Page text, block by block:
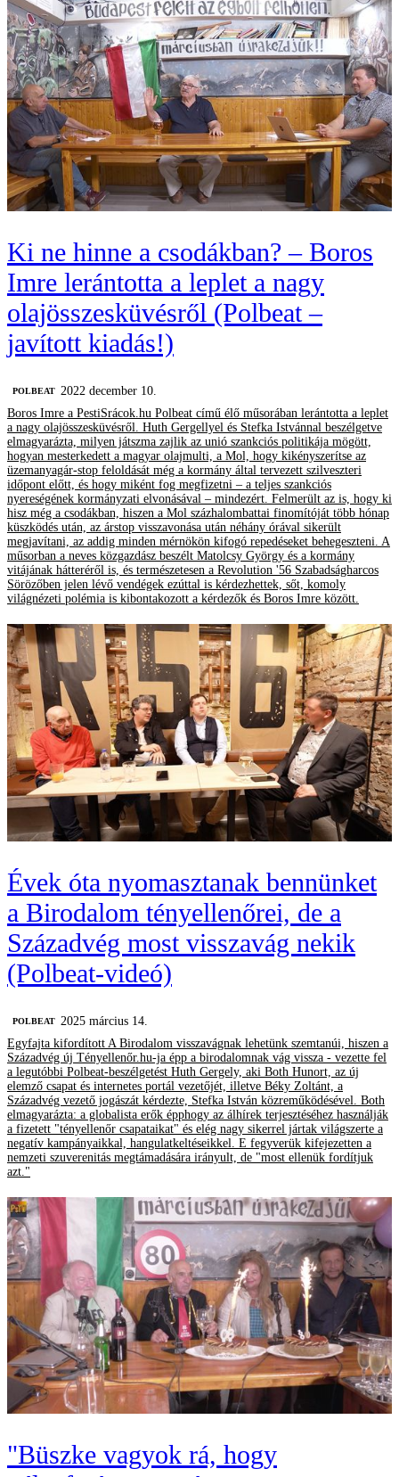
Ki ne hinne a csodákban? – Boros
Imre lerántotta a leplet a nagy
olajösszesküvésről (Polbeat –
javított kiadás!)
‎POLBEAT 2022 december 10.
Boros Imre a PestiSrácok.hu Polbeat című élő műsorában lerántotta a leplet
a nagy olajösszesküvésről. Huth Gergellyel és Stefka Istvánnal beszélgetve
elmagyarázta, milyen játszma zajlik az unió szankciós politikája mögött,
hogyan mesterkedett a magyar olajmulti, a Mol, hogy kikényszerítse az
üzemanyagár-stop feloldását még a kormány által tervezett szilveszteri
időpont előtt, és hogy miként fog megfizetni – a teljes szankciós
nyereségének kormányzati elvonásával – mindezért. Felmerült az is, hogy ki
hisz még a csodákban, hiszen a Mol százhalombattai finomítóját több hónap
küszködés után, az árstop visszavonása után néhány órával sikerült
megjavítani, az addig minden mérnökön kifogó repedéseket behegeszteni. A
műsorban a neves közgazdász beszélt Matolcsy György és a kormány
vitájának hátteréről is, és természetesen a Revolution '56 Szabadságharcos
Sörözőben jelen lévő vendégek ezúttal is kérdezhettek, sőt, komoly
világnézeti polémia is kibontakozott a kérdezők és Boros Imre között.
Évek óta nyomasztanak bennünket
a Birodalom tényellenőrei, de a
Századvég most visszavág nekik
(Polbeat-videó)
‎POLBEAT
2025 március 14.
Egyfajta kifordított A Birodalom visszavágnak lehetünk szemtanúi, hiszen a
Századvég új Tényellenőr.hu-ja épp a birodalomnak vág vissza - vezette fel
a legutóbbi Polbeat-beszélgetést Huth Gergely, aki Both Hunort, az új
elemző csapat és internetes portál vezetőjét, illetve Béky Zoltánt, a
Századvég vezető jogászát kérdezte, Stefka István közreműködésével. Both
elmagyarázta: a globalista erők épphogy az álhírek terjesztéséhez használják
a fizetett "tényellenőr csapataikat" és elég nagy sikerrel jártak világszerte a
negatív kampányaikkal, hangulatkeltéseikkel. E fegyverük kifejezetten a
nemzeti szuverenitás megtámadására irányult, de "most ellenük fordítjuk
azt."
"Büszke vagyok rá, hogy